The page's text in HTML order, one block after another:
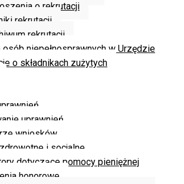
o rekrutacji
rekrutacji
rekrutacji
osób niepełnosprawnych w Urzędzie
o składnikach zużytych
uprawnień
wniosków
i socjalne
dotyczące pomocy pieniężnej
honorowe